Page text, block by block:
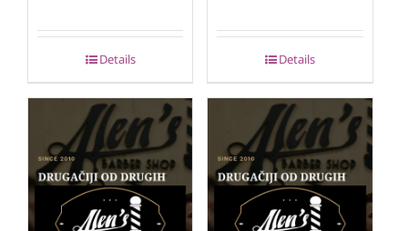
Details Details